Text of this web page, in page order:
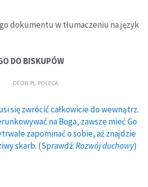
dokumentu w tłumaczeniu na język
DO BISKUPÓW
DEON.PL POLECA
się zwrócić całkowicie do wewnątrz.
na Boga, zawsze mieć Go
zapominać o sobie, aż znajdzie
skarb. (Sprawdź:Rozwój duchowy)